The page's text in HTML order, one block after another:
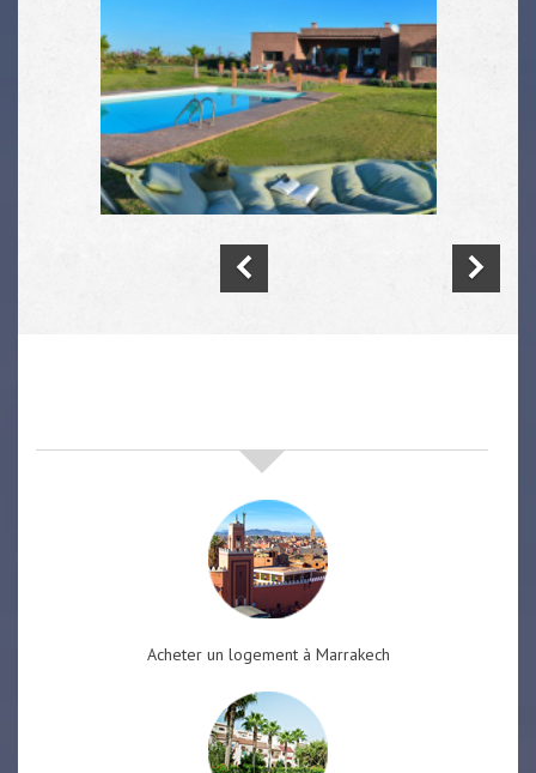
Acheter un logement à Marrakech